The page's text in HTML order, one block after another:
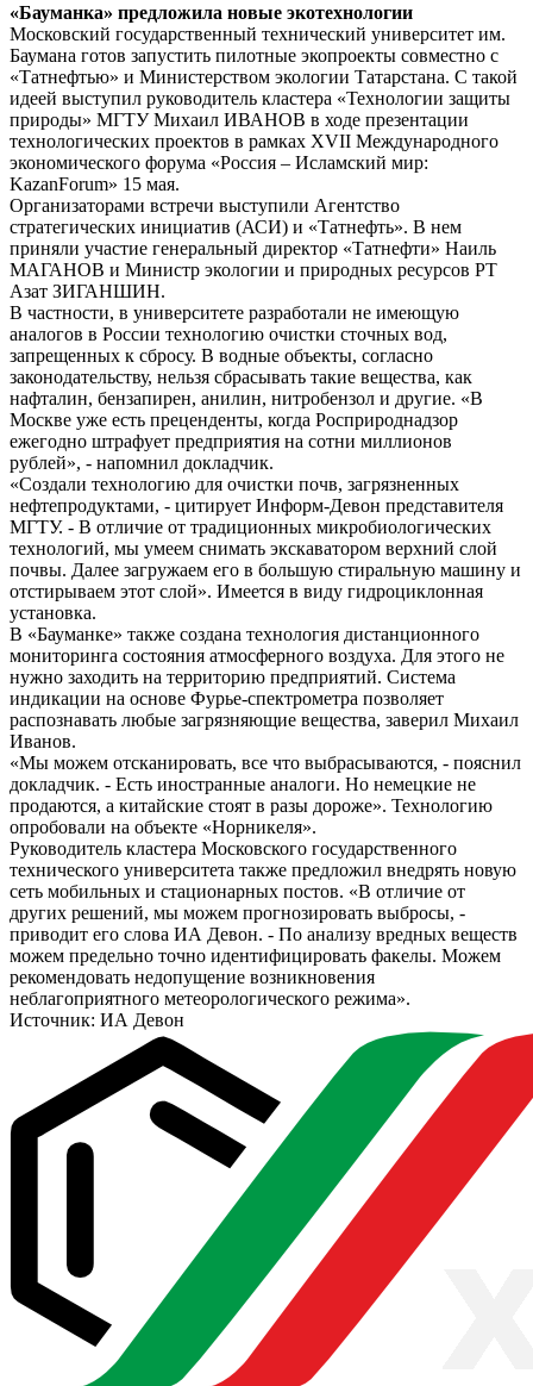
«Бауманка» предложила новые экотехнологии
Московский государственный технический университет им.
Баумана готов запустить пилотные экопроекты совместно с
«Татнефтью» и Министерством экологии Татарстана. С такой
идеей выступил руководитель кластера «Технологии защиты
природы» МГТУ Михаил ИВАНОВ в ходе презентации
технологических проектов в рамках XVII Международного
экономического форума «Россия – Исламский мир:
KazanForum» 15 мая.
Организаторами встречи выступили Агентство
стратегических инициатив (АСИ) и «Татнефть». В нем
приняли участие генеральный директор «Татнефти» Наиль
МАГАНОВ и Министр экологии и природных ресурсов РТ
Азат ЗИГАНШИН.
В частности, в университете разработали не имеющую
аналогов в России технологию очистки сточных вод,
запрещенных к сбросу. В водные объекты, согласно
законодательству, нельзя сбрасывать такие вещества, как
нафталин, бензапирен, анилин, нитробензол и другие. «В
Москве уже есть преценденты, когда Росприроднадзор
ежегодно штрафует предприятия на сотни миллионов
рублей», - напомнил докладчик.
«Создали технологию для очистки почв, загрязненных
нефтепродуктами, - цитирует Информ-Девон представителя
МГТУ. - В отличие от традиционных микробиологических
технологий, мы умеем снимать экскаватором верхний слой
почвы. Далее загружаем его в большую стиральную машину и
отстирываем этот слой». Имеется в виду гидроциклонная
установка.
В «Бауманке» также создана технология дистанционного
мониторинга состояния атмосферного воздуха. Для этого не
нужно заходить на территорию предприятий. Система
индикации на основе Фурье-спектрометра позволяет
распознавать любые загрязняющие вещества, заверил Михаил
Иванов.
«Мы можем отсканировать, все что выбрасываются, - пояснил
докладчик. - Есть иностранные аналоги. Но немецкие не
продаются, а китайские стоят в разы дороже». Технологию
опробовали на объекте «Норникеля».
Руководитель кластера Московского государственного
технического университета также предложил внедрять новую
сеть мобильных и стационарных постов. «В отличие от
других решений, мы можем прогнозировать выбросы, -
приводит его слова ИА Девон. - По анализу вредных веществ
можем предельно точно идентифицировать факелы. Можем
рекомендовать недопущение возникновения
неблагоприятного метеорологического режима».
Источник: ИА Девон